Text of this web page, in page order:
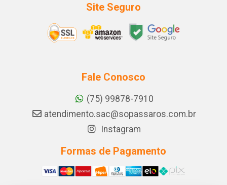
Site Seguro
Fale Conosco
(75) 99878-7910
atendimento.sac@sopassaros.com.br
Instagram
Formas de Pagamento